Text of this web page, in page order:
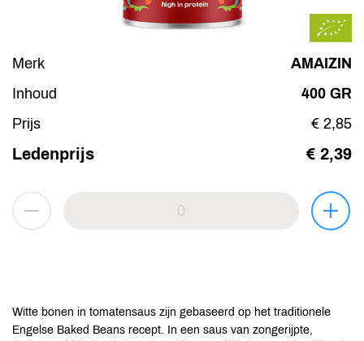
Merk
AMAIZIN
Inhoud
400 GR
Prijs
€ 2,85
Ledenprijs € 2,39
Witte bonen in tomatensaus zijn gebaseerd op het traditionele
Engelse Baked Beans recept. In een saus van zongerijpte,